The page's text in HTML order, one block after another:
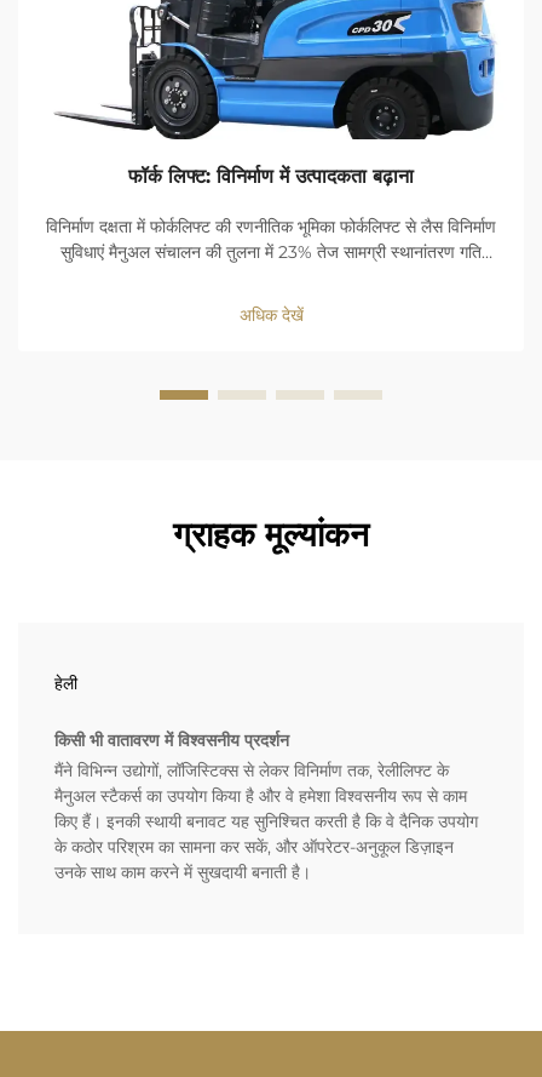
फॉर्क लिफ्ट: विनिर्माण में उत्पादकता बढ़ाना
विनिर्माण दक्षता में फोर्कलिफ्ट की रणनीतिक भूमिका फोर्कलिफ्ट से लैस विनिर्माण
सुविधाएं मैनुअल संचालन की तुलना में 23% तेज सामग्री स्थानांतरण गति
को अनुकूलित करती हैं...
अधिक देखें
ग्राहक मूल्यांकन
हेली
किसी भी वातावरण में विश्वसनीय प्रदर्शन
मैंने विभिन्न उद्योगों, लॉजिस्टिक्स से लेकर विनिर्माण तक, रेलीलिफ्ट के
मैनुअल स्टैकर्स का उपयोग किया है और वे हमेशा विश्वसनीय रूप से काम
किए हैं। इनकी स्थायी बनावट यह सुनिश्चित करती है कि वे दैनिक उपयोग
के कठोर परिश्रम का सामना कर सकें, और ऑपरेटर-अनुकूल डिज़ाइन
उनके साथ काम करने में सुखदायी बनाती है।